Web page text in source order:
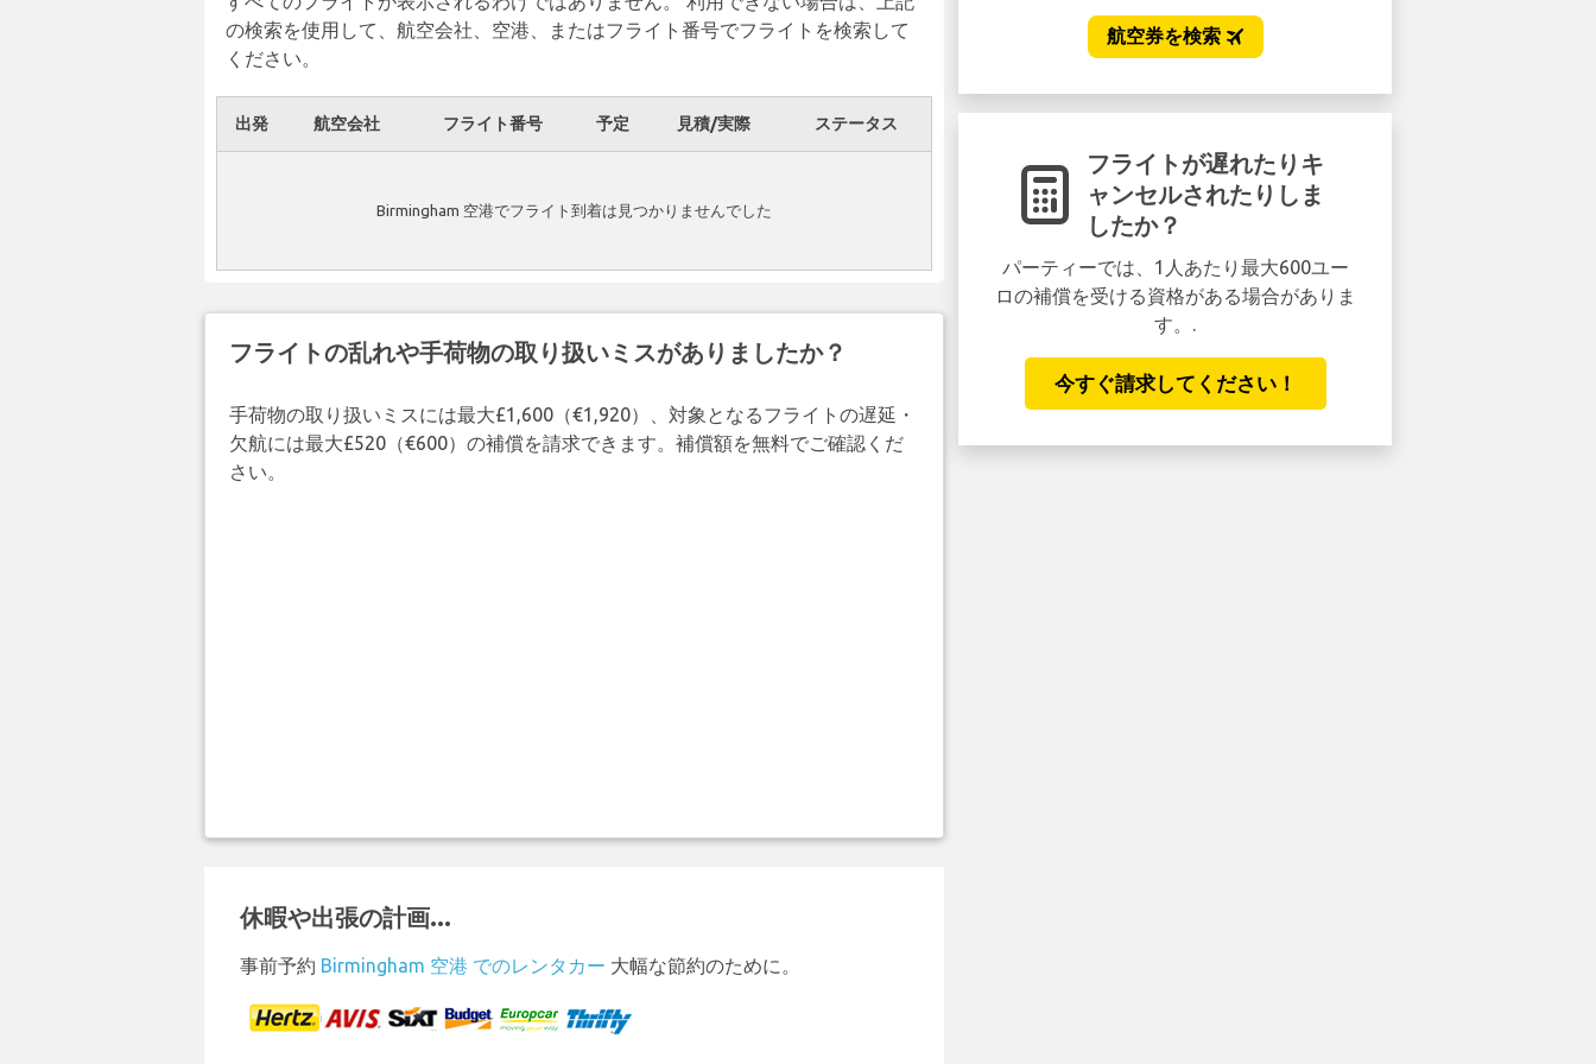
の検索を使用して、航空会社、空港、またはフライト番号でフライトを検索して
ください。
出発 航空会社 フライト番号 予定 見積/実際 ステータス
Birmingham 空港でフライト到着は見つかりませんでした
フライトの乱れや手荷物の取り扱いミスがありましたか？
手荷物の取り扱いミスには最大£1,600（€1,920）、対象となるフライトの遅延・
欠航には最大£520（€600）の補償を請求できます。補償額を無料でご確認くだ
さい。
休暇や出張の計画...
事前予約 Birmingham 空港 でのレンタカー 大幅な節約のために。
フライトが遅れたりキ
ャンセルされたりしま
したか？
パーティーでは、1人あたり最大600ユー
ロの補償を受ける資格がある場合がありま
す。.
今すぐ請求してください！